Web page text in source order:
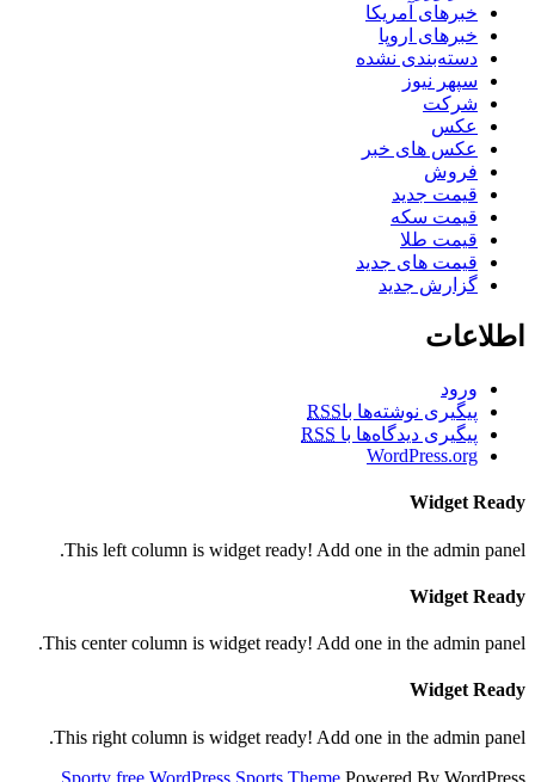
خبرهای آمریکا
خبرهای اروپا
دسته‌بندی نشده
سپهر نیوز
شرکت
عکس
عکس های خبر
فروش
قیمت جدید
قیمت سکه
قیمت طلا
قیمت های جدید
گزارش جدید
اطلاعات
ورود
پیگیری نوشته‌ها باRSS
پیگیری دیدگاه‌ها با RSS
WordPress.org
Widget Ready
This left column is widget ready! Add one in the admin panel.
Widget Ready
This center column is widget ready! Add one in the admin panel.
Widget Ready
This right column is widget ready! Add one in the admin panel.
Sporty free WordPress Sports Theme Powered By WordPress